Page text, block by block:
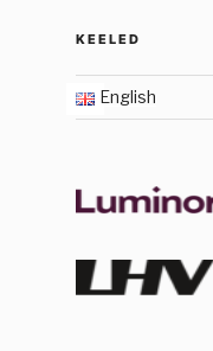
KEELED
English